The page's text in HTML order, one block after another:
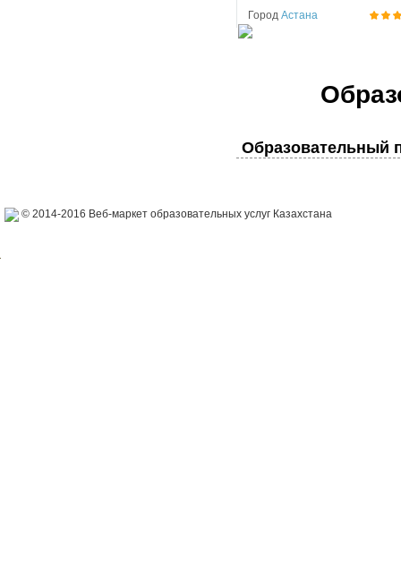
Город Астана
Образовательный
© 2014-2016 Веб-маркет образовательных услуг Казахстана